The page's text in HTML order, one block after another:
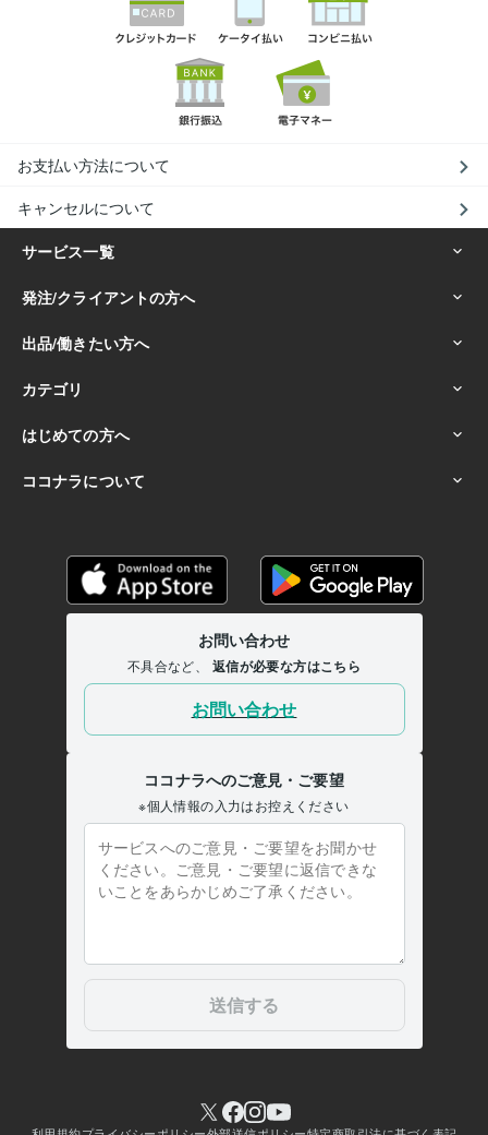
お支払い方法について
キャンセルについて